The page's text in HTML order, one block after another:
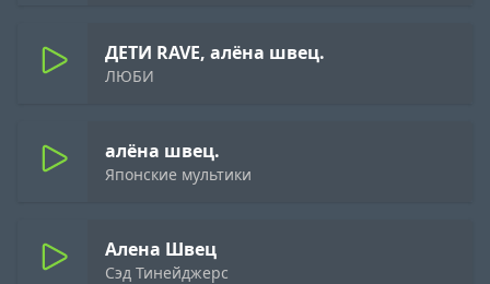
ДЕТИ RAVE, алёна швец.
ЛЮБИ
алёна швец.
Японские мультики
Алена Швец
Сэд Тинейджерс